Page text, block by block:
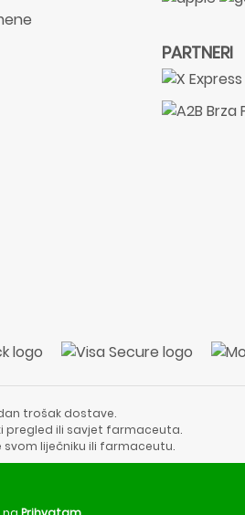
PARTNERI
trošak dostave.
pregled ili savjet farmaceuta.
liječniku ili farmaceutu.